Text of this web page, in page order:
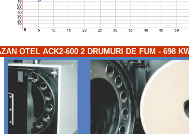
OTEL ACK2-600 2 DRUMURI DE FUM - 698